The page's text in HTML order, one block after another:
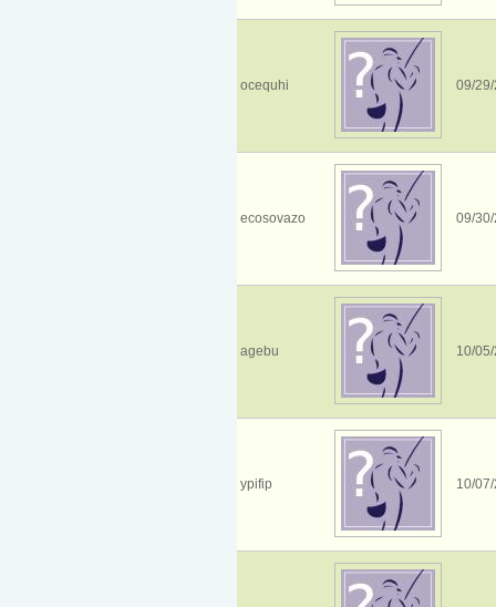
ocequhi 09/
ecosovazo 09/
agebu 10/
ypifip 10/